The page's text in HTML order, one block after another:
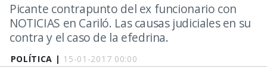
POLÍTICA | 15-01-2017 00:00
Picante contrapunto del ex funcionario con
NOTICIAS en Cariló. Las causas judiciales en su
contra y el caso de la efedrina.